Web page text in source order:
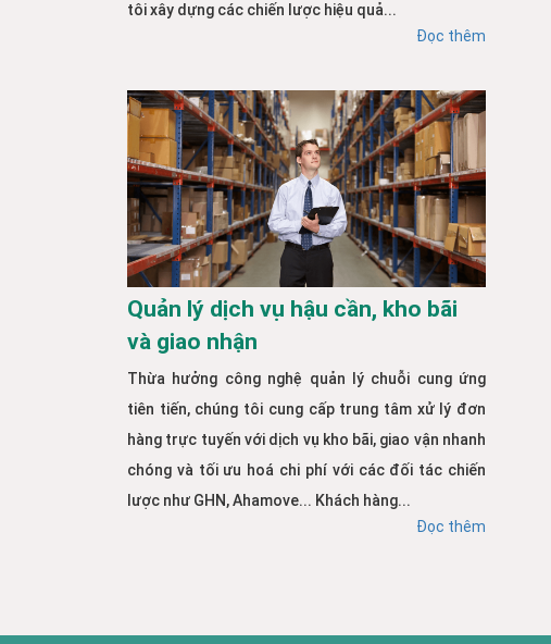
tôi xây dựng các chiến lược hiệu quả...
Đọc thêm
Quản lý dịch vụ hậu cần, kho bãi
và giao nhận
Thừa hưởng công nghệ quản lý chuỗi cung ứng
tiên tiến, chúng tôi cung cấp trung tâm xử lý đơn
hàng trực tuyến với dịch vụ kho bãi, giao vận nhanh
chóng và tối ưu hoá chi phí với các đối tác chiến
lược như GHN, Ahamove... Khách hàng...
Đọc thêm